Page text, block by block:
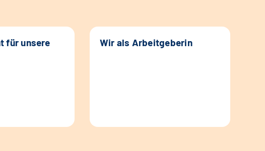
für unsere
Wir als Arbeitgeberin